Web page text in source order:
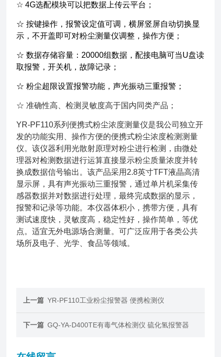
☆ 4G选配模块可以把数据上传云平台；
☆ 按键操作，报警设定值可调，横屏竖屏自动切换显
示，不开盖即可对粉尘测量仪调整，操作方便；
☆ 数据存储容量：20000组数据，配接电脑可当U盘读
取报警，开关机，故障记录；
☆ 粉尘超限设置报警功能，声光振动三重报警；
☆ 准确性高、检测灵敏度高于国内同类产品；
YR-PF110系列便携式粉尘浓度测量仪是我公司独立开
发的功能实用、操作方便的便携式粉尘浓度检测测量
仪。该仪器利用光散射原理对粉尘进行检测，由微处
理器对检测数据进行运算直接显示粉尘质量浓度并转
换成数据信号输出。该产品采用2.8英寸TFT液晶高清
显示屏，具有声光振动三重报警，通过单片机采集传
感器数据并对数据进行处理，最终完成数据的显示，
报警和记录等功能。本仪器体积小，携带方便，具有
测试速度快，灵敏度高，稳定性好，操作简单，等优
点。适宜无外电源场合测量。可广泛应用于各类公共
场所及电子、光学、食品等领域。
上一篇 YR-PF110工业粉尘报警器 便携检测仪
下一篇 GQ-YA-D400TE有毒气体检测仪 硫化氢报警器